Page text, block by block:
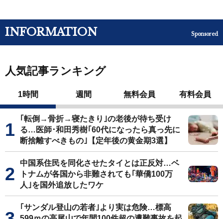
INFORMATION Sponsored
人気記事ランキング
1時間 週間 無料会員 有料会員
｢転倒→骨折→寝たきり｣の老後が待ち受け
る…医師･和田秀樹｢60代になったら真っ先に
断捨離すべきもの｣【定年後の黄金期3選】
中国系住民を同化させたタイとは正反対…ベ
トナムが各国から非難されても｢華僑100万
人｣を国外追放したワケ
｢サンダル登山の若者｣より実は危険…標高